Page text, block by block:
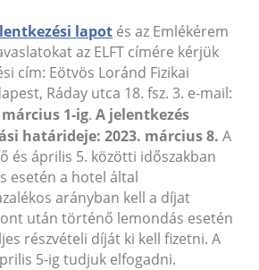
lapot és az Emlékérem
az ELFT címére kérjük
cím: Eötvös Loránd Fizikai
Ráday utca 18. fsz. 3. e-mail:
március 1-ig. A jelentkezés
határideje: 2023. március 8. A
és április 5. közötti időszakban
esetén a hotel által
arányban kell a díjat
után történő lemondás esetén
részvételi díját ki kell fizetni. A
5-ig tudjuk elfogadni.